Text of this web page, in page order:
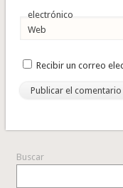
electrónico
Web
Recibir un correo
Buscar